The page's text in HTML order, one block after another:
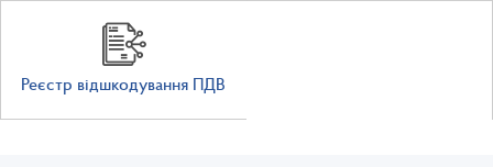
Реєстр відшкодування ПДВ